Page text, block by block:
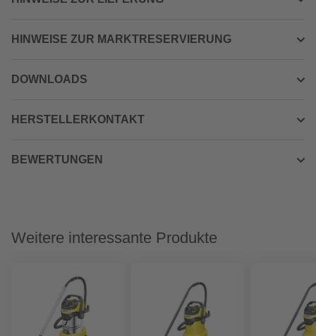
HINWEISE ZUR MARKTRESERVIERUNG
DOWNLOADS
HERSTELLERKONTAKT
BEWERTUNGEN
Weitere interessante Produkte